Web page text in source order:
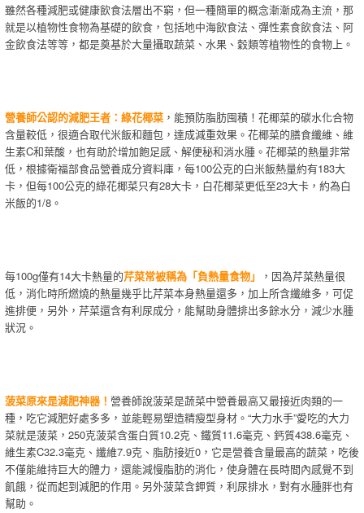
雖然各種減肥或健康飲食法層出不窮，但一種簡單的概念漸漸成為主流，那
就是以植物性食物為基礎的飲食，包括地中海飲食法、彈性素食飲食法、阿
金飲食法等等，都是奠基於大量攝取蔬菜、水果、穀類等植物性的食物上。
營養師公認的減肥王者：綠花椰菜 ，能預防脂肪囤積！花椰菜的碳水化合物
含量較低，很適合取代米飯和麵包，達成減重效果。花椰菜的膳食纖維、維
生素C和葉酸，也有助於增加飽足感、解便秘和消水腫。花椰菜的熱量非常
低，根據衛福部食品營養成分資料庫，每100公克的白米飯熱量約有183大
卡，但每100公克的綠花椰菜只有28大卡，白花椰菜更低至23大卡，約為白
米飯的1/8。
每100g僅有14大卡熱量的芹菜常被稱為「負熱量食物」
，因為芹菜熱量很
低，消化時所燃燒的熱量幾乎比芹菜本身熱量還多，加上所含纖維多，可促
進排便，另外，芹菜還含有利尿成分，能幫助身體排出多餘水分，減少水腫
狀況。
菠菜原來是減肥神器！ 營養師說菠菜是蔬菜中營養最高又最接近肉類的一
種，吃它減肥好處多多，並能輕易塑造精瘦型身材。“大力水手”愛吃的大力
菜就是菠菜，250克菠菜含蛋白質10.2克、鐵質11.6毫克、鈣質438.6毫克、
維生素C32.3毫克、纖維7.9克、脂肪接近0，它是營養含量最高的蔬菜，吃後
不僅能維持巨大的體力，還能減慢脂肪的消化，使身體在長時間內感覺不到
飢餓，從而起到減肥的作用。另外菠菜含鉀質，利尿排水，對有水腫胖也有
幫助。